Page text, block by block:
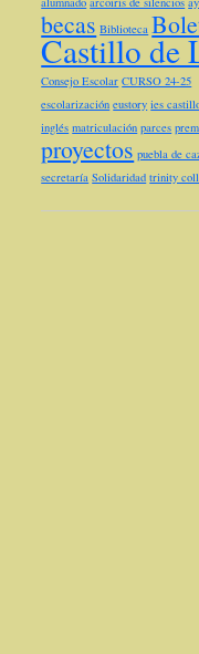
becas Biblioteca
Castillo de
Consejo Escolar CURSO 24-25
escolarización eustory ies
inglés matriculación parces
proyectos puebla de
secretaría Solidaridad trinity